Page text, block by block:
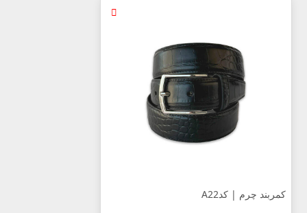
کمربند چرم | کدA22